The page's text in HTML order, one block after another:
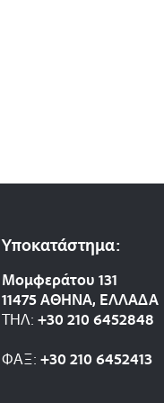
Υποκατάστημα:
Μομφεράτου 131
11475 ΑΘΗΝΑ, ΕΛΛΑΔΑ
ΤΗΛ: +30 210 6452848
ΦΑΞ: +30 210 6452413